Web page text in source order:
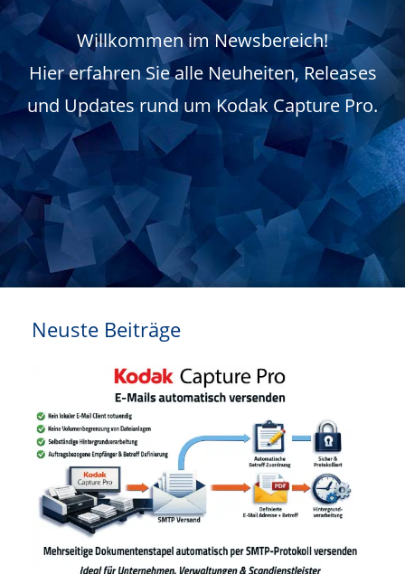
Willkommen im Newsbereich!
Hier erfahren Sie alle Neuheiten, Releases
und Updates rund um Kodak Capture Pro.
Neuste Beiträge